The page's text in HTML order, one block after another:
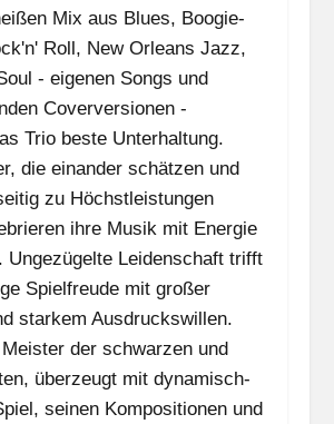
Mix aus Blues, Boogie-
Roll, New Orleans Jazz,
- eigenen Songs und
Coverversionen -
Trio beste Unterhaltung.
die einander schätzen und
zu Höchstleistungen
ihre Musik mit Energie
Ungezügelte Leidenschaft trifft
Spielfreude mit großer
starkem Ausdruckswillen.
der schwarzen und
überzeugt mit dynamisch-
seinen Kompositionen und